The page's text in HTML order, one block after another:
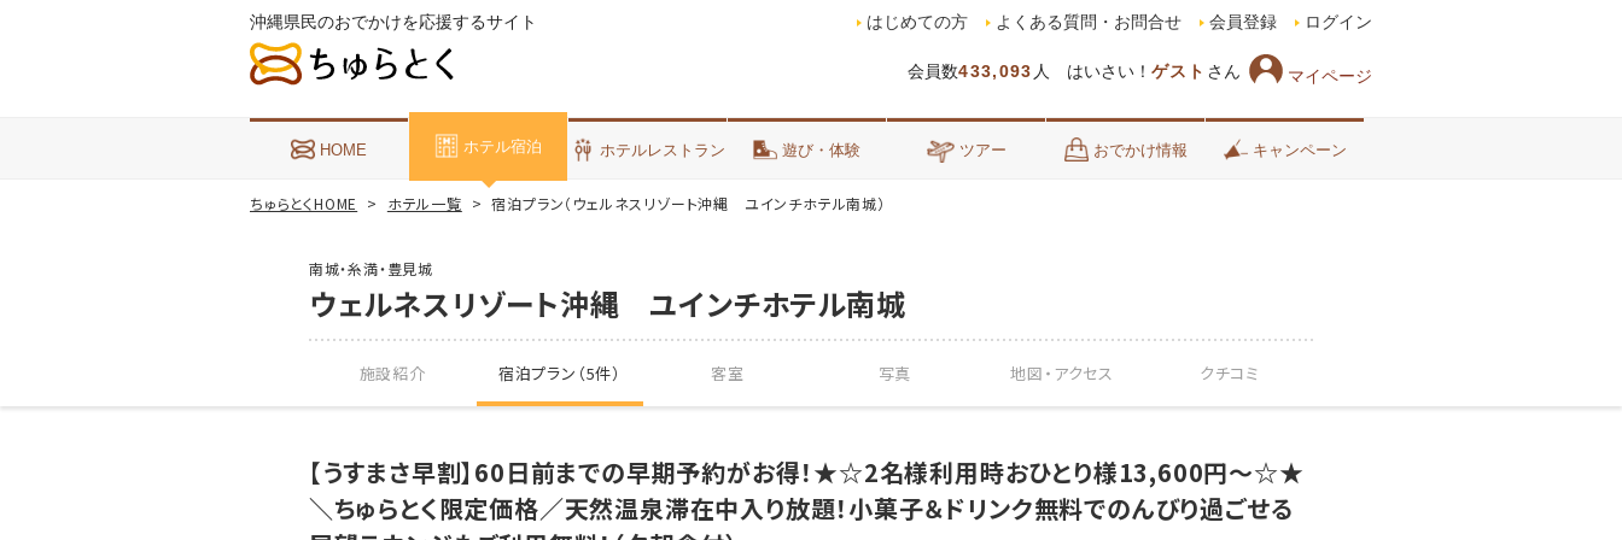
沖縄県民のおでかけを応援するサイト
会員数433,093 人 はいさい！ ゲスト さん マイページ
はじめての方 よくある質問・お問合せ 会員登録 ログイン
HOME ホテル宿泊 ホテルレストラン 遊び・体験 ツアー おでかけ情報 キャンペーン
ちゅらとくHOME ホテル一覧 宿泊プラン（ウェルネスリゾート沖縄 ユインチホテル南城）
南城・糸満・豊見城
ウェルネスリゾート沖縄 ユインチホテル南城
施設紹介 宿泊プラン（5件） 客室 写真 地図・ アクセス クチコミ
【うすまさ早割】60日前までの早期予約がお得！★☆2名様利用時おひとり様13,600円～☆★
＼ちゅらとく限定価格／天然温泉滞在中入り放題！小菓子＆ドリンク無料でのんびり過ごせる